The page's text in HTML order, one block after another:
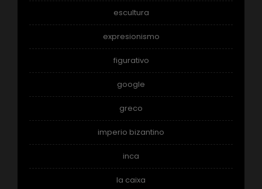
escultura
expresionismo
figurativo
google
greco
imperio bizantino
inca
la caixa